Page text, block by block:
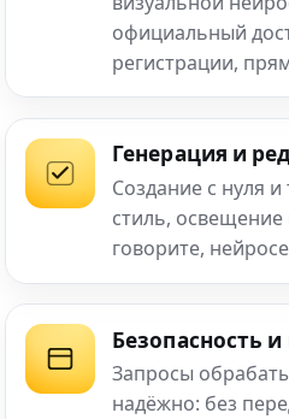
официальный
регистрации,
Генерация и
Создание с нуля
стиль,
говорите,
Безопасность
Запросы
надёжно: без